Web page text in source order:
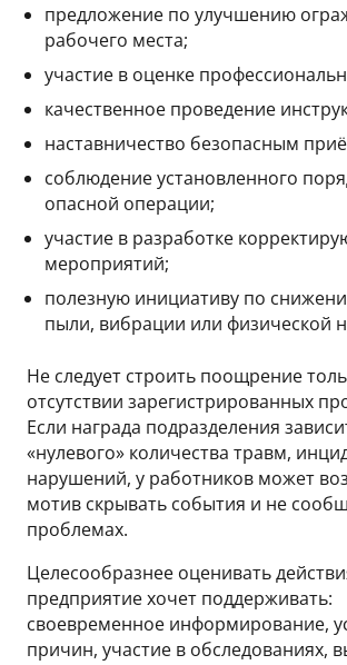
предложение по улучшению
рабочего места;
участие в оценке
качественное проведение
наставничество безопасным
соблюдение установленного
опасной операции;
участие в разработке
мероприятий;
полезную инициативу по
пыли, вибрации или физической
Не следует строить поощрение
отсутствии зарегистрированных
Если награда подразделения
«нулевого» количества травм,
нарушений, у работников может
мотив скрывать события и не
проблемах.
Целесообразнее оценивать
предприятие хочет поддерживать:
своевременное информирование,
причин, участие в обследованиях,